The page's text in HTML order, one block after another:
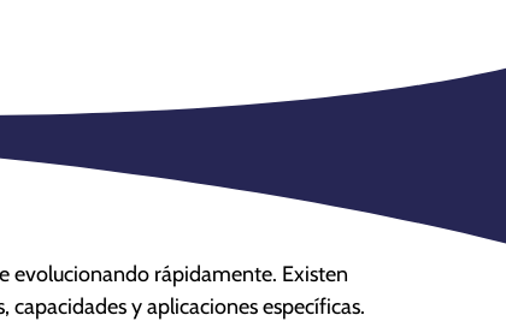
evolucionando rápidamente. Existen
y aplicaciones específicas.